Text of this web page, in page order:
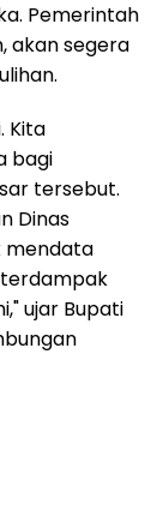
Pemerintah
akan segera
Kita
bagi
tersebut.
Dinas
mendata
ujar Bupati